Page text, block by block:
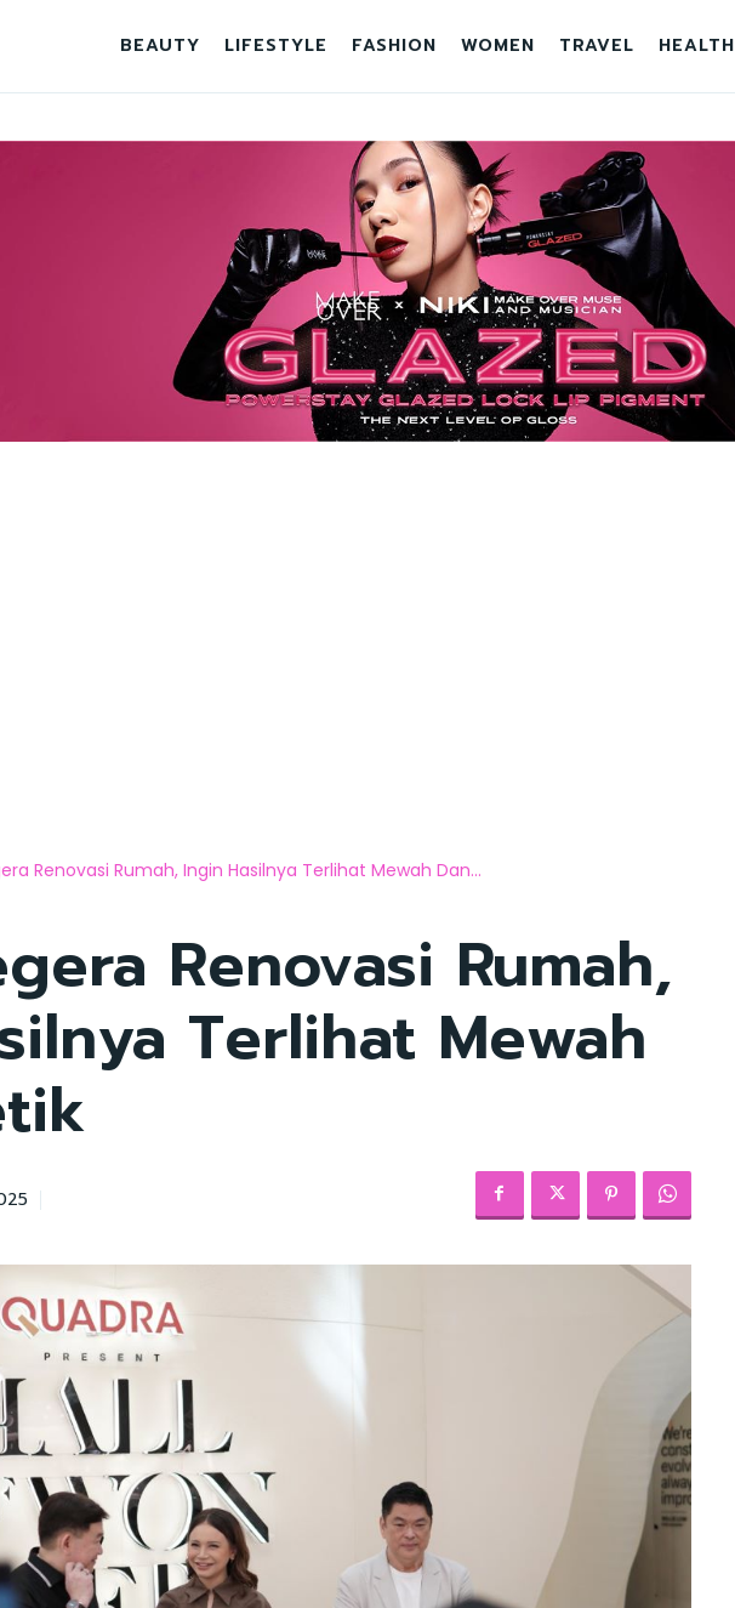
BEAUTY LIFESTYLE FASHION WOMEN TRAVEL HEALTH
Renovasi Rumah, Ingin Hasilnya Terlihat Mewah Dan...
Renovasi Rumah,
Terlihat Mewah